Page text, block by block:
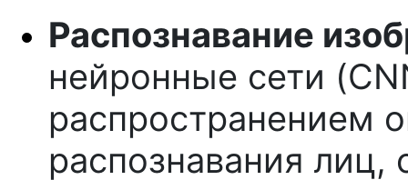
Распознавание
нейронные сети
распространением
распознавания лиц,